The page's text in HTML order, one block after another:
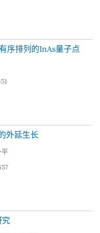
序排列的InAs量子点
外延生长
平
究